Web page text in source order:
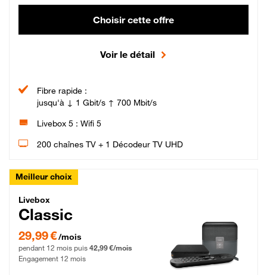
Choisir cette offre
Voir le détail
Fibre rapide :
jusqu'à ↓ 1 Gbit/s ↑ 700 Mbit/s
Livebox 5 : Wifi 5
200 chaînes TV + 1 Décodeur TV UHD
Meilleur choix
Livebox Classic Fibre
Livebox
Classic
29,99 € par mois pendant 12 mois puis 42,99 € par mois, Engagement 12 mois
29,99 €/mois
pendant 12 mois puis 42,99 €/mois
Engagement 12 mois